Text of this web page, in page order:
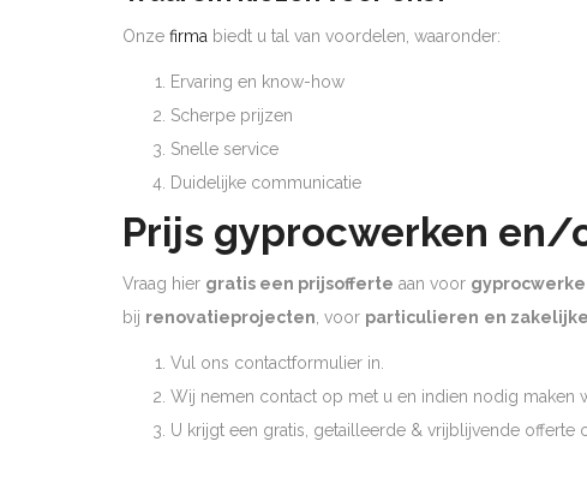
Onze firma biedt u tal van voordelen, waaronder:
Ervaring en know-how
Scherpe prijzen
Snelle service
Duidelijke communicatie
Prijs gyprocwerken
Vraag hier gratis een prijsofferte aan voor
bij renovatieprojecten , voor particulieren en
Vul ons contactformulier in.
Wij nemen contact op met u en indien nodig maken
U krijgt een gratis, getailleerde & vrijblijvende offerte